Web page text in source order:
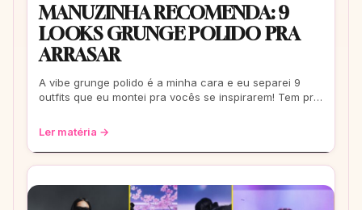
MANUZINHA RECOMENDA: 9
LOOKS GRUNGE POLIDO PRA
ARRASAR
A vibe grunge polido é a minha cara e eu separei 9
outfits que eu montei pra vocês se inspirarem! Tem pra
Ler matéria →